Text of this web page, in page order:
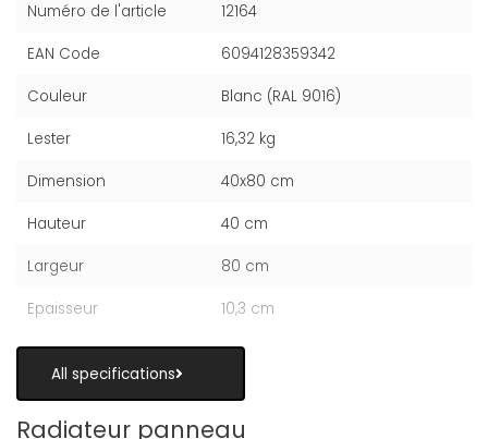
Numéro de l'article 12164
EAN Code 6094128359342
Couleur Blanc (RAL 9016)
Lester 16,32 kg
Dimension 40x80 cm
Hauteur 40 cm
Largeur 80 cm
Epaisseur 10,3 cm
All specifications
Radiateur panneau